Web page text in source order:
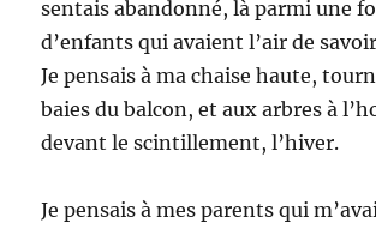
sentais abandonné, là parmi une
d’enfants qui avaient l’air de
Je pensais à ma chaise haute,
baies du balcon, et aux arbres à
devant le scintillement, l’hiver.
Je pensais à mes parents qui